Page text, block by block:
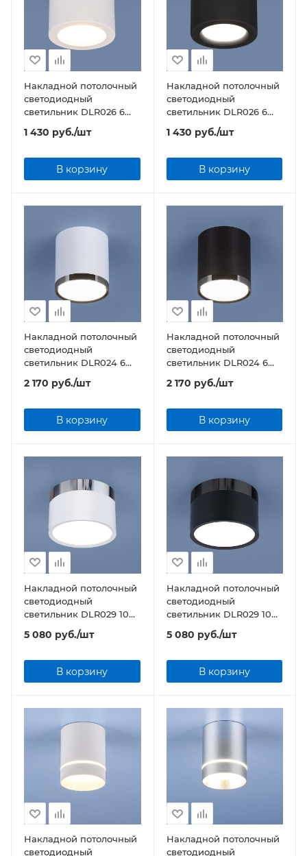
Накладной потолочный
светодиодный
светильник DLR026 6W
4200K белый матовый
1 430 руб./шт
В корзину
Накладной потолочный
светодиодный
светильник DLR026 6W
4200K черный матовый
1 430 руб./шт
В корзину
Накладной потолочный
светодиодный
светильник DLR024 6W
4200K белый матовый
2 170 руб./шт
В корзину
Накладной потолочный
светодиодный
светильник DLR024 6W
4200K черный матовый
2 170 руб./шт
В корзину
Накладной потолочный
светодиодный
светильник DLR029 10W
4200K белый матовый/
хром
5 080 руб./шт
В корзину
Накладной потолочный
светодиодный
светильник DLR029 10W
4200K черный матовый/
черный хром
5 080 руб./шт
В корзину
Накладной потолочный
светодиодный
Накладной потолочный
светодиодный